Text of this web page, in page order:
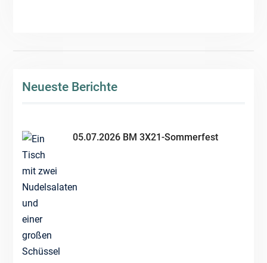
Neueste Berichte
05.07.2026 BM 3X21-Sommerfest